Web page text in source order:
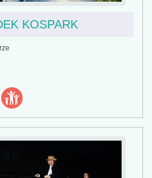
KOSPARK